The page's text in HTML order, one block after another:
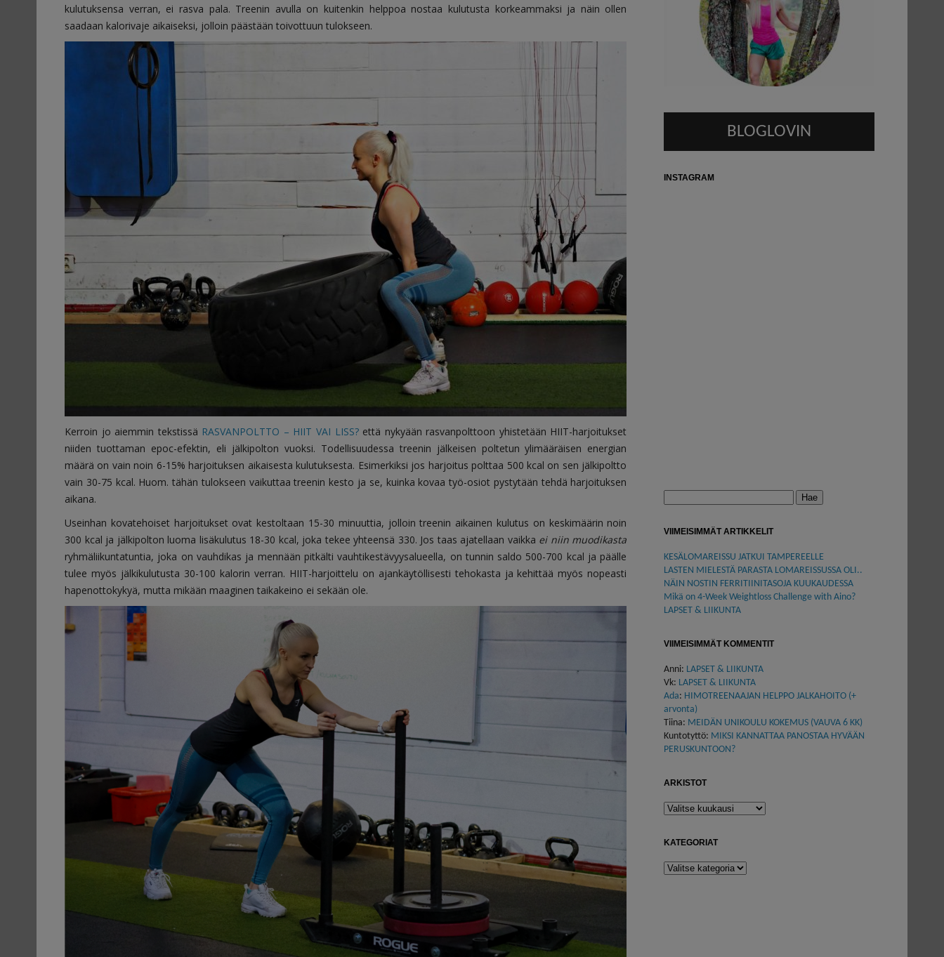
kulutuksensa verran, ei rasva pala. Treenin avulla on kuitenkin helppoa nostaa kulutusta korkeammaksi ja näin ollen
saadaan kalorivaje aikaiseksi, jolloin päästään toivottuun tulokseen.
Kerroin jo aiemmin tekstissä RASVANPOLTTO – HIIT VAI LISS?että nykyään rasvanpolttoon yhistetään HIIT-harjoitukset
niiden tuottaman epoc-efektin, eli jälkipolton vuoksi. Todellisuudessa treenin jälkeisen poltetun ylimääräisen energian
määrä on vain noin 6-15% harjoituksen aikaisesta kulutuksesta. Esimerkiksi jos harjoitus polttaa 500 kcal on sen jälkipoltto
vain 30-75 kcal. Huom. tähän tulokseen vaikuttaa treenin kesto ja se, kuinka kovaa työ-osiot pystytään tehdä harjoituksen
aikana.
Useinhan kovatehoiset harjoitukset ovat kestoltaan 15-30 minuuttia, jolloin treenin aikainen kulutus on keskimäärin noin
300 kcal ja jälkipolton luoma lisäkulutus 18-30 kcal, joka tekee yhteensä 330. Jos taas ajatellaan vaikka ei niin muodikasta
ryhmäliikuntatuntia, joka on vauhdikas ja mennään pitkälti vauhtikestävyysalueella, on tunnin saldo 500-700 kcal ja päälle
tulee myös jälkikulutusta 30-100 kalorin verran. HIIT-harjoittelu on ajankäytöllisesti tehokasta ja kehittää myös nopeasti
hapenottokykyä, mutta mikään maaginen taikakeino ei sekään ole.
BLOGLOVIN
INSTAGRAM
VIIMEISIMMÄT ARTIKKELIT
KESÄLOMAREISSU JATKUI TAMPEREELLE
LASTEN MIELESTÄ PARASTA LOMAREISSUSSA OLI..
NÄIN NOSTIN FERRITIINITASOJA KUUKAUDESSA
Mikä on 4-Week Weightloss Challenge with Aino?
LAPSET & LIIKUNTA
VIIMEISIMMÄT KOMMENTIT
Anni: LAPSET & LIIKUNTA
Vk: LAPSET & LIIKUNTA
Ada: HIMOTREENAAJAN HELPPO JALKAHOITO (+
arvonta)
Tiina: MEIDÄN UNIKOULU KOKEMUS (VAUVA 6 KK)
Kuntotyttö: MIKSI KANNATTAA PANOSTAA HYVÄÄN
PERUSKUNTOON?
ARKISTOT
Arkistot
KATEGORIAT
Kategoriat